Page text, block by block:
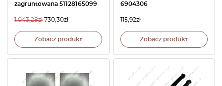
zagruntowana 51128165099
1.043,28zł 730,30zł
Zobacz produkt
6904306
115,92zł
Zobacz produkt